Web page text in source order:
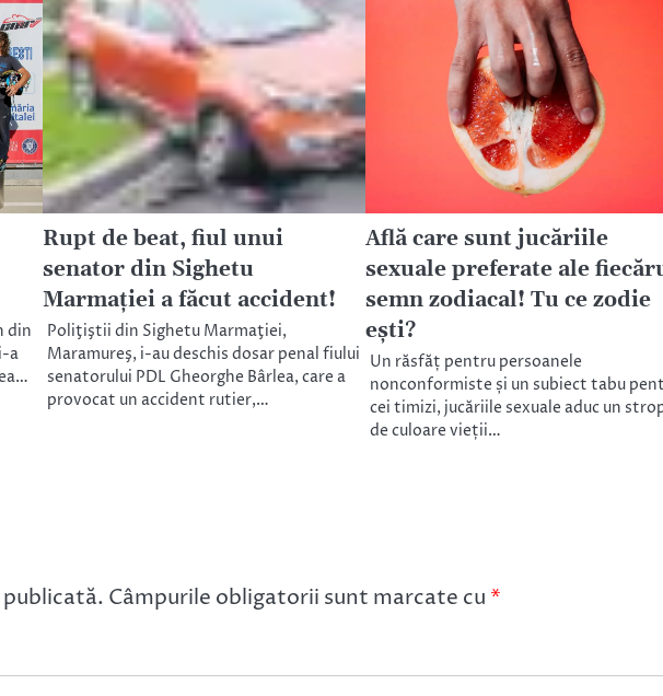
din
a
Rupt de beat, fiul unui
senator din Sighetu
Marmaţiei a făcut accident!
Poliţiştii din Sighetu Marmaţiei,
Maramureş, i-au deschis dosar penal fiului
senatorului PDL Gheorghe Bârlea, care a
provocat un accident rutier,…
Află care sunt jucăriile
sexuale preferate ale
semn zodiacal! Tu ce zodie
ești?
Un răsfăț pentru persoanele
nonconformiste și un subiect tabu
cei timizi, jucăriile sexuale aduc un
de culoare vieții…
publicată. Câmpurile obligatorii sunt marcate cu *